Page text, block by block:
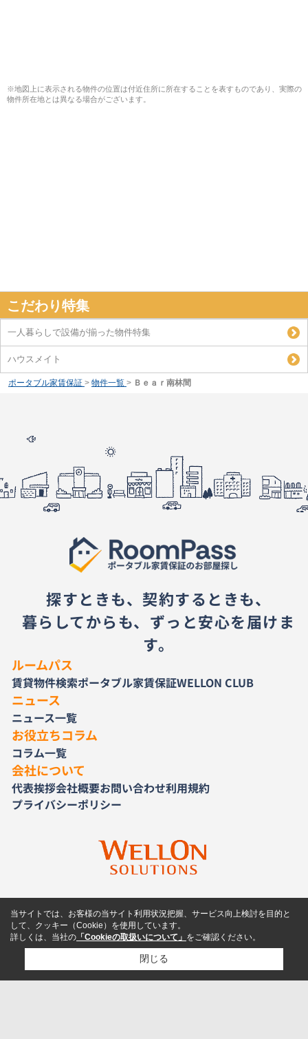
※地図上に表示される物件の位置は付近住所に所在することを表すものであり、実際の
物件所在地とは異なる場合がございます。
こだわり特集
一人暮らしで設備が揃った物件特集
ハウスメイト
ポータブル家賃保証 > 物件一覧 > Ｂｅａｒ南林間
探すときも、契約するときも、
暮らしてからも、ずっと安心を届けま
す。
ルームパス
賃貸物件検索ポータブル家賃保証WELLON CLUB
ニュース
ニュース一覧
お役立ちコラム
コラム一覧
会社について
代表挨拶会社概要お問い合わせ利用規約
プライバシーポリシー
当サイトでは、お客様の当サイト利用状況把握、サービス向上検討を目的と
して、クッキー（Cookie）を使用しています。
詳しくは、当社の 「Cookieの取扱いについて」 をご確認ください。
閉じる